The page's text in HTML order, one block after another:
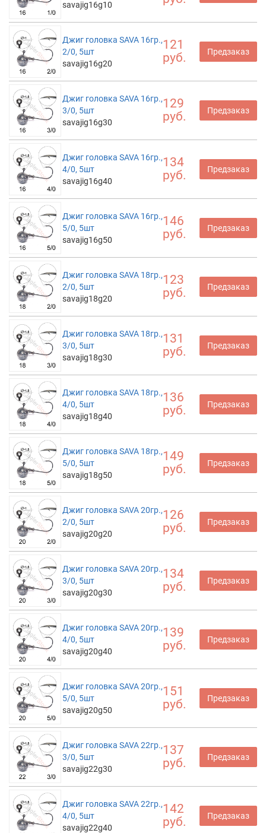
savajig16g10
Джиг головка SAVA 16гр.,
2/0, 5шт
savajig16g20
121
руб.
Предзаказ
Джиг головка SAVA 16гр.,
3/0, 5шт
savajig16g30
129
руб.
Предзаказ
Джиг головка SAVA 16гр.,
4/0, 5шт
savajig16g40
134
руб.
Предзаказ
Джиг головка SAVA 16гр.,
5/0, 5шт
savajig16g50
146
руб.
Предзаказ
Джиг головка SAVA 18гр.,
2/0, 5шт
savajig18g20
123
руб.
Предзаказ
Джиг головка SAVA 18гр.,
3/0, 5шт
savajig18g30
131
руб.
Предзаказ
Джиг головка SAVA 18гр.,
4/0, 5шт
savajig18g40
136
руб.
Предзаказ
Джиг головка SAVA 18гр.,
5/0, 5шт
savajig18g50
149
руб.
Предзаказ
Джиг головка SAVA 20гр.,
2/0, 5шт
savajig20g20
126
руб.
Предзаказ
Джиг головка SAVA 20гр.,
3/0, 5шт
savajig20g30
134
руб.
Предзаказ
Джиг головка SAVA 20гр.,
4/0, 5шт
savajig20g40
139
руб.
Предзаказ
Джиг головка SAVA 20гр.,
5/0, 5шт
savajig20g50
151
руб.
Предзаказ
Джиг головка SAVA 22гр.,
3/0, 5шт
savajig22g30
137
руб.
Предзаказ
Джиг головка SAVA 22гр.,
4/0, 5шт
savajig22g40
142
руб.
Предзаказ